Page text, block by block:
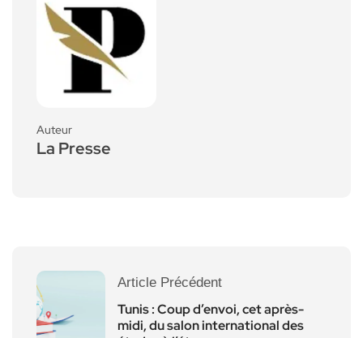
Auteur
La Presse
Article Précédent
Tunis : Coup d’envoi, cet après-
midi, du salon international des